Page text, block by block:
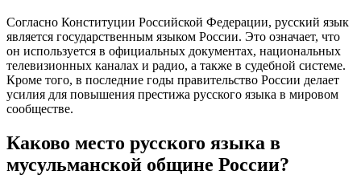
Согласно Конституции Российской Федерации, русский язык
является государственным языком России. Это означает, что
он используется в официальных документах, национальных
телевизионных каналах и радио, а также в судебной системе.
Кроме того, в последние годы правительство России делает
усилия для повышения престижа русского языка в мировом
сообществе.
Каково место русского языка в
мусульманской общине России?